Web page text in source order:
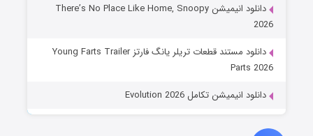
دانلود انیمیشن There’s No Place Like Home, Snoopy
2026
دانلود مستند قطعات تریلر یانگ فارتز Young Farts Trailer
Parts 2026
دانلود انیمیشن تکامل Evolution 2026